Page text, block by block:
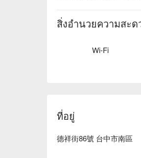
สิ่งอำนวยความสะด
Wi-Fi
ที่อยู่
德祥街86號 台中市南區